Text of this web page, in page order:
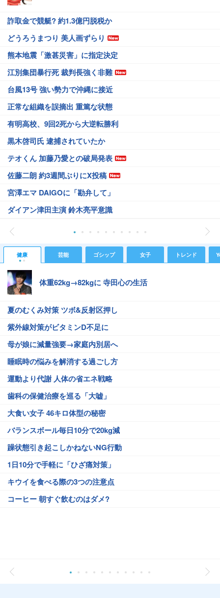
詐取金で競艇? 約1.3億円脱税か
どうろうまつり 美人画ずらり
熊本地震「激甚災害」に指定決定
江別集団暴行死 裁判長強く非難
台風13号 強い勢力で沖縄に接近
正常な組織を誤摘出 重篤な状態
有明高校、9回2死から大逆転勝利
黒木啓司氏 逮捕されていたか
テオくん 加藤乃愛との破局発表
佐藤二朗 約3週間ぶりにX投稿
宮澤エマ DAIGOに「勘弁して」
ダイアン津田主演 鈴木亮平意識
健康 芸能 ゴシップ 女子 トレンド
体重62kg→82kgに 寺田心の生活
夏のむくみ対策 ツボ&反射区押し
紫外線対策がビタミンD不足に
母が娘に減量強要→家庭内別居へ
睡眠時の悩みを解消する過ごし方
運動より代謝 人体の省エネ戦略
歯科の保健治療を巡る「大嘘」
大食い女子 46キロ体型の秘密
バランスボール毎日10分で20kg減
躁状態引き起こしかねないNG行動
1日10分で手軽に「ひざ痛対策」
キウイを食べる際の3つの注意点
コーヒー 朝すぐ飲むのはダメ?